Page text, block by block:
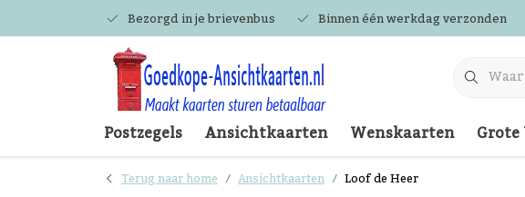
Bezorgd in je brievenbus Binnen één werkdag verzonden
Postzegels Ansichtkaarten Wenskaarten
Terug naar home Ansichtkaarten Loof de Heer